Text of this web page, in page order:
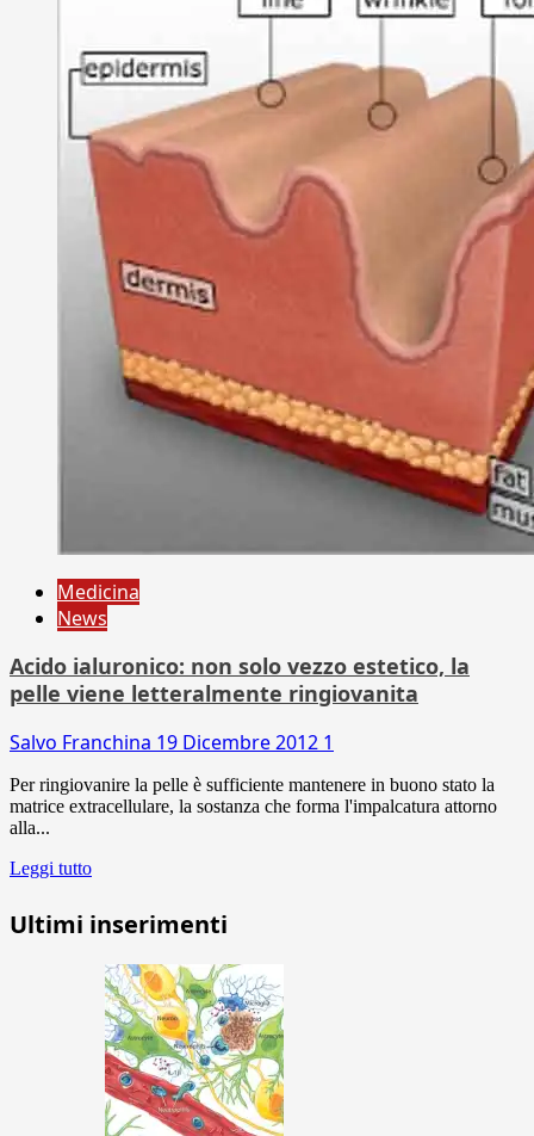
Medicina
News
Acido ialuronico: non solo vezzo estetico, la
pelle viene letteralmente ringiovanita
Salvo Franchina 19 Dicembre 2012 1
Per ringiovanire la pelle è sufficiente mantenere in buono stato la
matrice extracellulare, la sostanza che forma l'impalcatura attorno
alla...
Leggi tutto
Ultimi inserimenti